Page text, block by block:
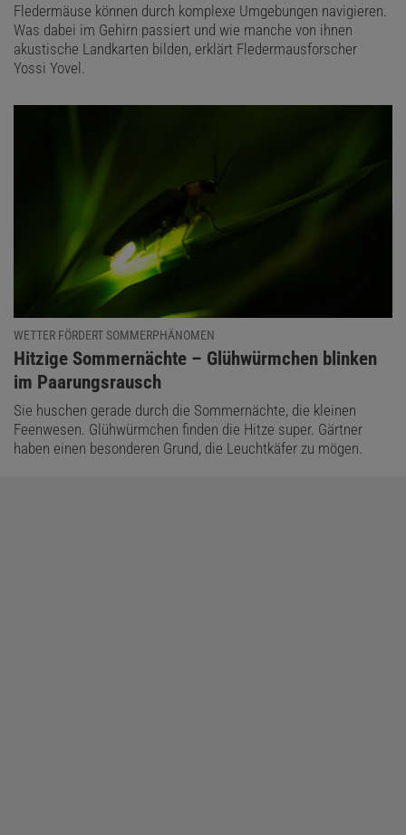
Fledermäuse können durch komplexe Umgebungen navigieren.
Was dabei im Gehirn passiert und wie manche von ihnen
akustische Landkarten bilden, erklärt Fledermausforscher
Yossi Yovel.
WETTER FÖRDERT SOMMERPHÄNOMEN
:
Hitzige Sommernächte – Glühwürmchen blinken
im Paarungsrausch
Sie huschen gerade durch die Sommernächte, die kleinen
Feenwesen. Glühwürmchen finden die Hitze super. Gärtner
haben einen besonderen Grund, die Leuchtkäfer zu mögen.